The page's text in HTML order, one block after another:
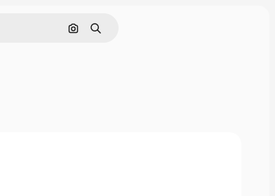
Cerca per immagine
Ricerca